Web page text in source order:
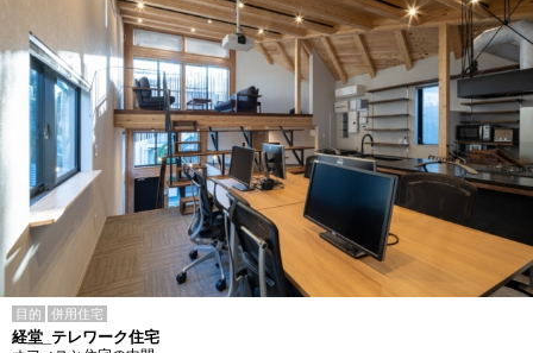
目的 併用住宅
経堂_テレワーク住宅